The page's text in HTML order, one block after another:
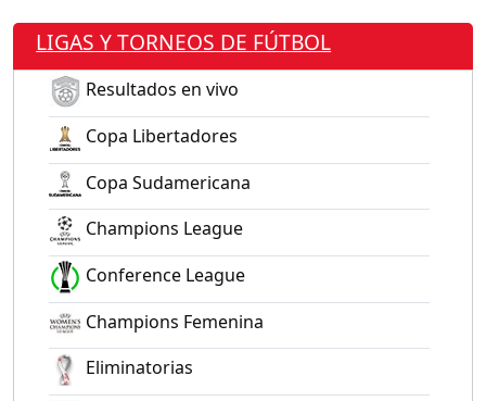
LIGAS Y TORNEOS DE FÚTBOL
Resultados en vivo
Copa Libertadores
Copa Sudamericana
Champions League
Conference League
Champions Femenina
Eliminatorias